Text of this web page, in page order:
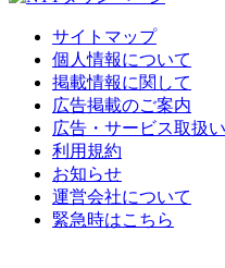
サイトマップ
個人情報について
掲載情報に関して
広告掲載のご案内
広告・サービス取扱
利用規約
お知らせ
運営会社について
緊急時はこちら